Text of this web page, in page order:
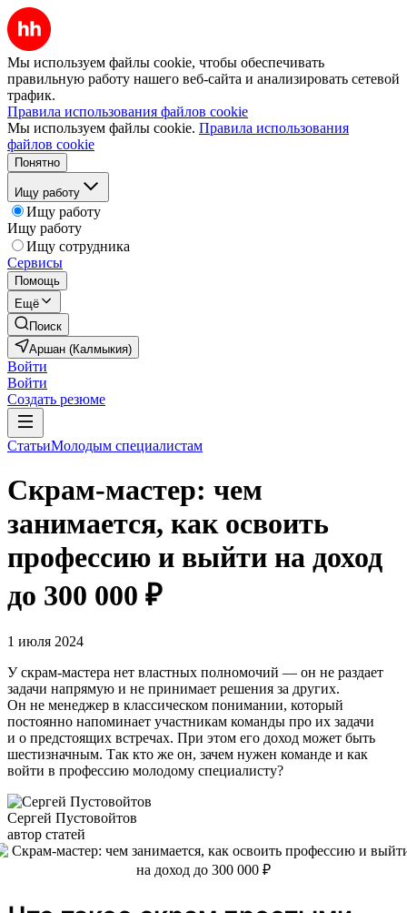
Мы используем файлы cookie, чтобы обеспечивать
правильную работу нашего веб-сайта и анализировать сетевой
трафик.
Правила использования файлов cookie
Мы используем файлы cookie. Правила использования
файлов cookie
Понятно
Ищу работу
Ищу работу
Ищу работу
Ищу сотрудника
Сервисы
Помощь
Ещё
Поиск
Аршан (Калмыкия)
Войти
Войти
Создать резюме
СтатьиМолодым специалистам
Скрам-мастер: чем
занимается, как освоить
профессию и выйти на доход
до 300 000 ₽
1 июля 2024
У скрам-мастера нет властных полномочий — он не раздает
задачи напрямую и не принимает решения за других.
Он не менеджер в классическом понимании, который
постоянно напоминает участникам команды про их задачи
и о предстоящих встречах. При этом его доход может быть
шестизначным. Так кто же он, зачем нужен команде и как
войти в профессию молодому специалисту?
Сергей Пустовойтов
автор статей